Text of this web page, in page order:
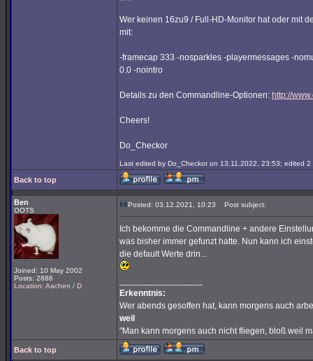
Wer keinen 16zu9 / Full-HD-Monitor hat oder mit
mit:
-framecap 333 -nosparkles -playermessages -
0.0 -nointro
Details zu den Commandline-Optionen: http://
Cheers!
Do_Checkor
Last edited by Do_Checkor on 13.11.2022, 23:53; edited 2
Back to top
Ben
OOTS
Joined: 10 May 2002
Posts: 2886
Location: Aachen / D
Posted: 03.12.2021, 10:23 Post subject:
Ich bekomme die Commandline + andere
was bisher immer gefunzt hatte. Nun kann ich
die default Werte drin...
Erkenntnis:
Wer abends gesoffen hat, kann morgens auch
weil
"Man kann morgens auch nicht fliegen, bloß weil
Back to top